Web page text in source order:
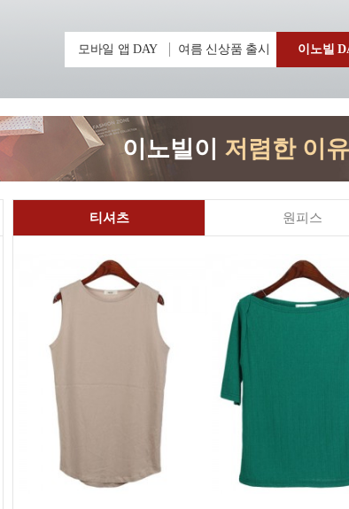
모바일 앱 DAY 여름 신상품 출시 이노빌
이노빌이 저렴한 이유
티셔츠 원피스